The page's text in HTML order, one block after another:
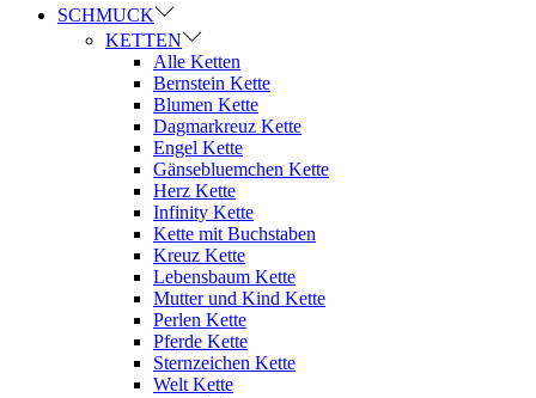
SCHMUCK
KETTEN
Alle Ketten
Bernstein Kette
Blumen Kette
Dagmarkreuz Kette
Engel Kette
Gänsebluemchen Kette
Herz Kette
Infinity Kette
Kette mit Buchstaben
Kreuz Kette
Lebensbaum Kette
Mutter und Kind Kette
Perlen Kette
Pferde Kette
Sternzeichen Kette
Welt Kette